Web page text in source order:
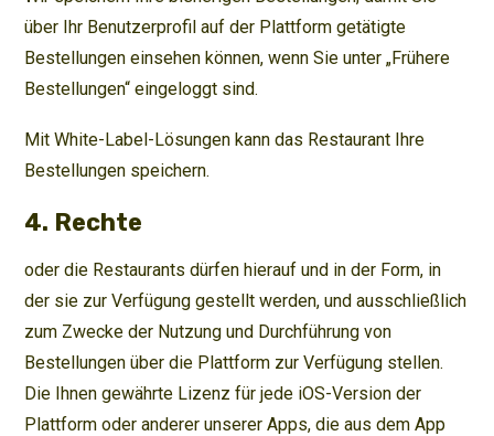
über Ihr Benutzerprofil auf der Plattform getätigte
Bestellungen einsehen können, wenn Sie unter „Frühere
Bestellungen“ eingeloggt sind.
Mit White-Label-Lösungen kann das Restaurant Ihre
Bestellungen speichern.
4. Rechte
oder die Restaurants dürfen hierauf und in der Form, in
der sie zur Verfügung gestellt werden, und ausschließlich
zum Zwecke der Nutzung und Durchführung von
Bestellungen über die Plattform zur Verfügung stellen.
Die Ihnen gewährte Lizenz für jede iOS-Version der
Plattform oder anderer unserer Apps, die aus dem App